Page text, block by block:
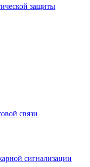
защиты
связи
сигнализации